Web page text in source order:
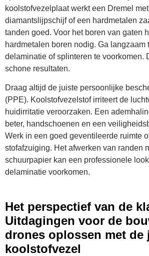
koolstofvezelplaat werkt een Dremel
diamantslijpschijf of een hardmetalen
tanden goed. Voor het boren van gaten
hardmetalen boren nodig. Ga langzaam
delaminatie of splinteren te voorkomen.
schone resultaten.
Draag altijd de juiste persoonlijke
(PPE). Koolstofvezelstof irriteert de
huidirritatie veroorzaken. Een
beter, handschoenen en een
Werk in een goed geventileerde ruimte
stofafzuiging. Het afwerken van randen
schuurpapier kan een professionele
delaminatie voorkomen.
Het perspectief van de
Uitdagingen voor de
drones oplossen met de
koolstofvezel